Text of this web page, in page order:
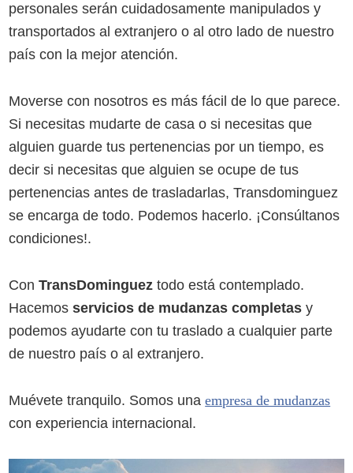
personales serán cuidadosamente manipulados y
transportados al extranjero o al otro lado de nuestro
país con la mejor atención.
Moverse con nosotros es más fácil de lo que parece.
Si necesitas mudarte de casa o si necesitas que
alguien guarde tus pertenencias por un tiempo, es
decir si necesitas que alguien se ocupe de tus
pertenencias antes de trasladarlas, Transdominguez
se encarga de todo. Podemos hacerlo. ¡Consúltanos
condiciones!.
ConTransDominguez todo está contemplado.
Hacemosservicios de mudanzas completas y
podemos ayudarte con tu traslado a cualquier parte
de nuestro país o al extranjero.
Muévete tranquilo. Somos unaempresa de mudanzas
con experiencia internacional.